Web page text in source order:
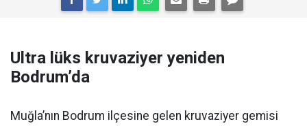
Ultra lüks kruvaziyer yeniden
Bodrum’da
Muğla’nın Bodrum ilçesine gelen kruvaziyer gemisi